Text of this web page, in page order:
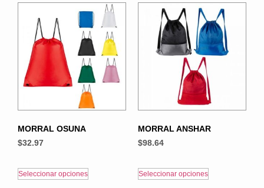
MORRAL OSUNA
$32.97
Seleccionar opciones
MORRAL ANSHAR
$98.64
Seleccionar opciones